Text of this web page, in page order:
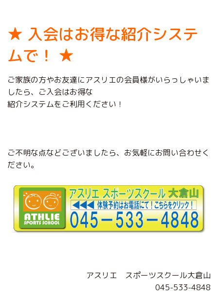
★ 入会はお得な紹介システ
ムで！ ★
ご家族の方やお友達にアスリエの会員様がいらっしゃいま
したら、ご入会はお得な
紹介システムをご利用ください！
ご不明な点などございましたら、お気軽にお問い合わせく
ださい。
アスリエ スポーツスクール大倉山
045-533-4848